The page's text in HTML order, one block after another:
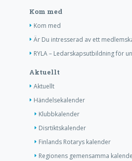
Kom med
Kom med
Är Du intresserad av ett
RYLA – Ledarskapsutbildning för
Aktuellt
Aktuellt
Händelsekalender
Klubbkalender
Disrtiktskalender
Finlands Rotarys kalender
Regionens gemensamma